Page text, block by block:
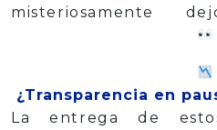
misteriosamente
¿Transparencia en
La entrega de